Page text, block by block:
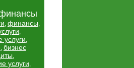
, финансы,
,
услуги,
, бизнес
,
услуги,